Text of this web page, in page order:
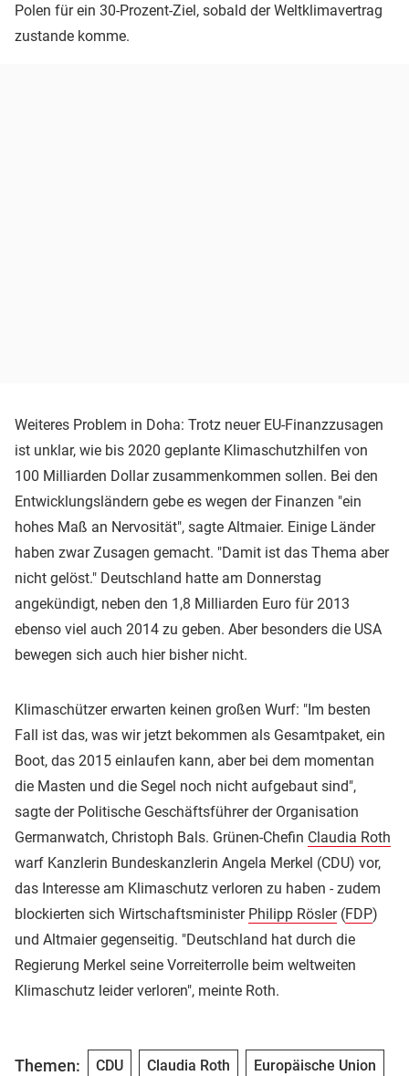
Polen für ein 30-Prozent-Ziel, sobald der Weltklimavertrag
zustande komme.
Weiteres Problem in Doha: Trotz neuer EU-Finanzzusagen
ist unklar, wie bis 2020 geplante Klimaschutzhilfen von
100 Milliarden Dollar zusammenkommen sollen. Bei den
Entwicklungsländern gebe es wegen der Finanzen "ein
hohes Maß an Nervosität", sagte Altmaier. Einige Länder
haben zwar Zusagen gemacht. "Damit ist das Thema aber
nicht gelöst." Deutschland hatte am Donnerstag
angekündigt, neben den 1,8 Milliarden Euro für 2013
ebenso viel auch 2014 zu geben. Aber besonders die USA
bewegen sich auch hier bisher nicht.
Klimaschützer erwarten keinen großen Wurf: "Im besten
Fall ist das, was wir jetzt bekommen als Gesamtpaket, ein
Boot, das 2015 einlaufen kann, aber bei dem momentan
die Masten und die Segel noch nicht aufgebaut sind",
sagte der Politische Geschäftsführer der Organisation
Germanwatch, Christoph Bals. Grünen-Chefin Claudia Roth
warf Kanzlerin Bundeskanzlerin Angela Merkel (CDU) vor,
das Interesse am Klimaschutz verloren zu haben - zudem
blockierten sich Wirtschaftsminister Philipp Rösler(FDP)
und Altmaier gegenseitig. "Deutschland hat durch die
Regierung Merkel seine Vorreiterrolle beim weltweiten
Klimaschutz leider verloren", meinte Roth.
Themen: CDU Claudia Roth Europäische Union